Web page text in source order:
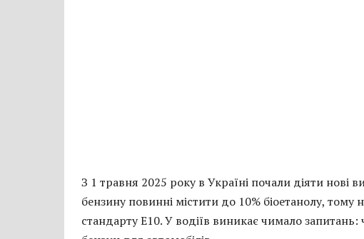
З 1 травня 2025 року в Україні почали діяти нові
бензину повинні містити до 10% біоетанолу, тому
стандарту Е10. У водіїв виникає чимало